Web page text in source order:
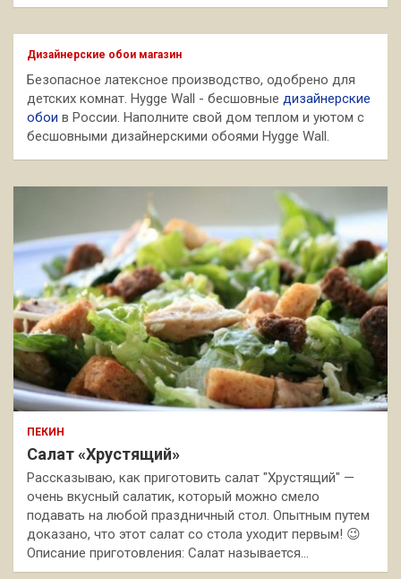
к
Дизайнерские обои магазин
Безопасное латексное производство, одобрено для
детских комнат. Hygge Wall - бесшовные дизайнерские
обои в России. Наполните свой дом теплом и уютом с
бесшовными дизайнерскими обоями Hygge Wall.
ПЕКИН
Салат «Хрустящий»
Рассказываю, как приготовить салат "Хрустящий" —
очень вкусный салатик, который можно смело
подавать на любой праздничный стол. Опытным путем
доказано, что этот салат со стола уходит первым! 😉
Описание приготовления: Салат называется…